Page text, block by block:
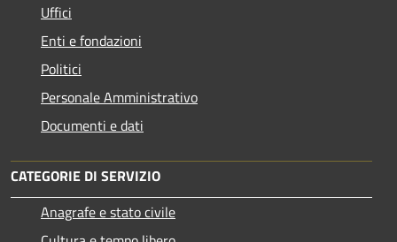
Uffici
Enti e fondazioni
Politici
Personale Amministrativo
Documenti e dati
CATEGORIE DI SERVIZIO
Anagrafe e stato civile